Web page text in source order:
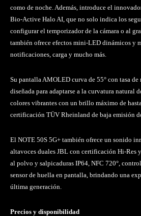
como de noche. Además, introduce el
Bio-Active Halo AI, que no solo indica los
configurar el temporizador de la cámara o al
también ofrece efectos mini-LED dinámicos y
notificaciones, carga y mucho más.
Su pantalla AMOLED curva de 55° con tasa de
diseñada para adaptarse a la curvatura natural
colores vibrantes con un brillo máximo de
certificación TÜV Rheinland de baja emisión
El NOTE 50S 5G+ también ofrece un sonido
altavoces duales JBL con certificación Hi-Res
al polvo y salpicaduras IP64, NFC 720°,
sensor de huella en pantalla, brindando una
última generación.
Precios y disponibilidad